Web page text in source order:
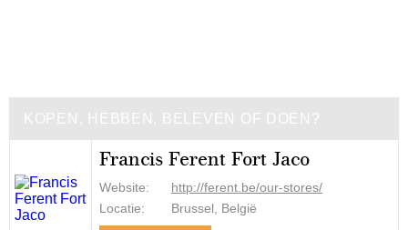
KOPEN, HEBBEN, BELEVEN OF DOEN?
Francis Ferent Fort Jaco
Website:
http://ferent.be/our-stores/
Locatie:
Brussel, België